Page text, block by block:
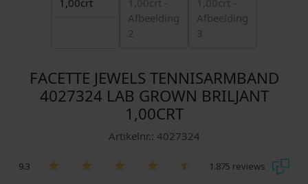
FACETTE JEWELS TENNISARMBAND
4027324 LAB GROWN BRILJANT
1,00CRT
Artikelnr.: 4027324
9.3 1.875 reviews